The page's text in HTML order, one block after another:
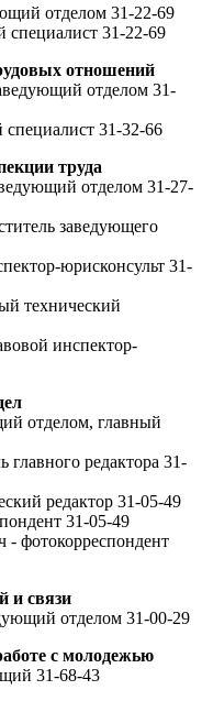
отделом 31-22-69
31-22-69
отношений
отделом 31-
специалист 31-32-66
труда
отделом 31-27-
заведующего
юрисконсульт 31-
технический
инспектор-
отделом, главный
главного редактора 31-
редактор 31-05-49
31-05-49
фотокорреспондент
и связи
отделом 31-00-29
с молодежью
31-68-43